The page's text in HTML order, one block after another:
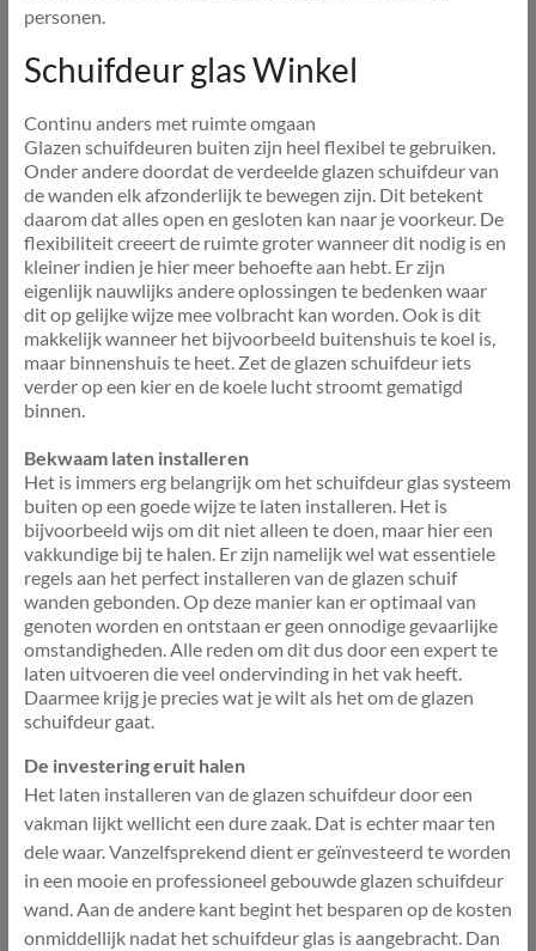
personen.
Schuifdeur glas Winkel
Continu anders met ruimte omgaan
Glazen schuifdeuren buiten zijn heel flexibel te gebruiken.
Onder andere doordat de verdeelde glazen schuifdeur van
de wanden elk afzonderlijk te bewegen zijn. Dit betekent
daarom dat alles open en gesloten kan naar je voorkeur. De
flexibiliteit creeert de ruimte groter wanneer dit nodig is en
kleiner indien je hier meer behoefte aan hebt. Er zijn
eigenlijk nauwlijks andere oplossingen te bedenken waar
dit op gelijke wijze mee volbracht kan worden. Ook is dit
makkelijk wanneer het bijvoorbeeld buitenshuis te koel is,
maar binnenshuis te heet. Zet de glazen schuifdeur iets
verder op een kier en de koele lucht stroomt gematigd
binnen.
Bekwaam laten installeren
Het is immers erg belangrijk om het schuifdeur glas systeem
buiten op een goede wijze te laten installeren. Het is
bijvoorbeeld wijs om dit niet alleen te doen, maar hier een
vakkundige bij te halen. Er zijn namelijk wel wat essentiele
regels aan het perfect installeren van de glazen schuif
wanden gebonden. Op deze manier kan er optimaal van
genoten worden en ontstaan er geen onnodige gevaarlijke
omstandigheden. Alle reden om dit dus door een expert te
laten uitvoeren die veel ondervinding in het vak heeft.
Daarmee krijg je precies wat je wilt als het om de glazen
schuifdeur gaat.
De investering eruit halen
Het laten installeren van de glazen schuifdeur door een
vakman lijkt wellicht een dure zaak. Dat is echter maar ten
dele waar. Vanzelfsprekend dient er geïnvesteerd te worden
in een mooie en professioneel gebouwde glazen schuifdeur
wand. Aan de andere kant begint het besparen op de kosten
onmiddellijk nadat het schuifdeur glas is aangebracht. Dan